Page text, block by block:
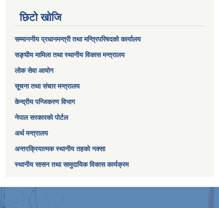
छिटो खोजि
सम्माननीय प्रधानमन्त्री तथा मन्त्रिपरिषद‌को कार्यालय
सङ्घीय मामिला तथा स्थानीय विकास मन्त्रालय
लोक सेवा आयोग
सूचना तथा संचार मन्त्रालय
केन्द्रीय पन्जिकरण विभाग
नेपाल सरकारको पोर्टल
अर्थ मन्त्रालय
अन्तरक्रियात्मक स्थानीय तहको नक्सा
स्थानीय सासन तथा सामुदायिक विकास कार्यक्रम